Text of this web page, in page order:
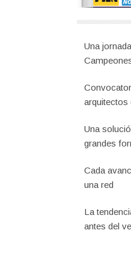
Una
arquitectos
Una
grandes
Cada
una red
La
antes del